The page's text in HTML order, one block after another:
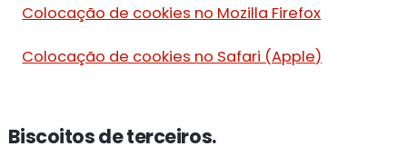
Colocação de cookies no Mozilla Firefox
Colocação de cookies no Safari (Apple)
Biscoitos de terceiros.